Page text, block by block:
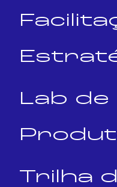
Lab de
Trilha